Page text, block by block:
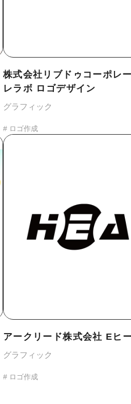
株式会社リブドゥコーポレ
レラボ ロゴデザイン
グラフィック
# ロゴ作成
アークリード株式会社 Eヒ
グラフィック
# ロゴ作成